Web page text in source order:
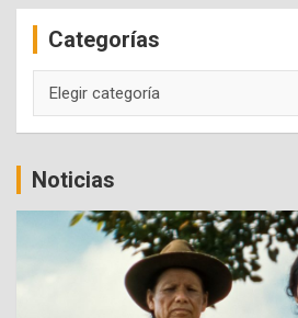
c
Categorías
Noticias